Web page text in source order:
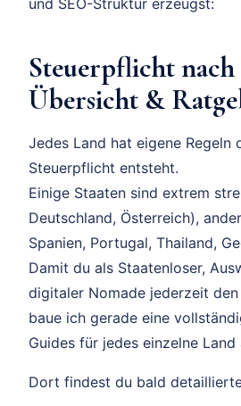
Steuerpflicht
Übersicht &
Jedes Land hat eigene Regeln
Steuerpflicht entsteht.
Einige Staaten sind extrem
Deutschland, Österreich),
Spanien, Portugal, Thailand,
Damit du als Staatenloser,
digitaler Nomade jederzeit
baue ich gerade eine
Guides für jedes einzelne Land
Dort findest du bald